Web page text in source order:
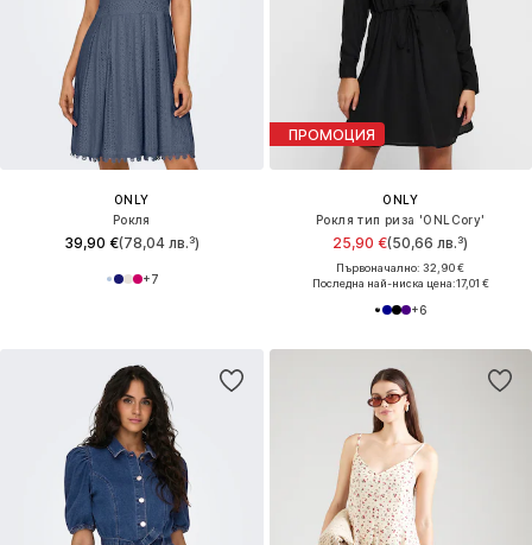
ONLY
Рокля
39,90 €(78,04 лв.³)
+7
ПРОМОЦИЯ
ONLY
Рокля тип риза 'ONLCory'
25,90 €(50,66 лв.³)
Първоначално: 32,90 €
Последна най-ниска цена:17,01 €
+6